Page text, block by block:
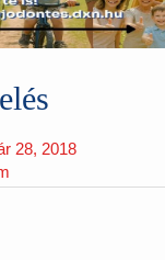
28, 2018